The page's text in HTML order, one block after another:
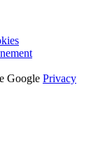
Google Privacy